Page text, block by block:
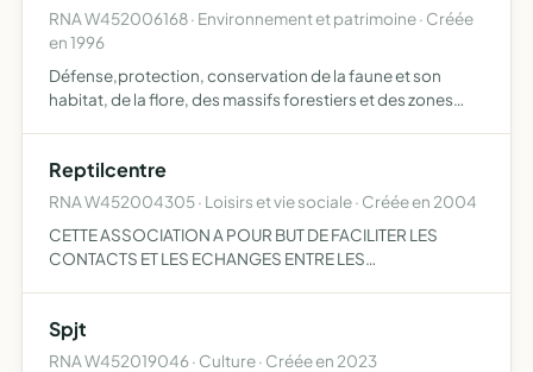
RNA W452006168 · Environnement et patrimoine · Créée
en 1996
Défense,protection, conservation de la faune et son
habitat, de la flore, des massifs forestiers et des zones
Reptilcentre
RNA W452004305 · Loisirs et vie sociale · Créée en 2004
CETTE ASSOCIATION A POUR BUT DE FACILITER LES
CONTACTS ET LES ECHANGES ENTRE LES
ACTION
Spjt
RNA W452019046 · Culture · Créée en 2023